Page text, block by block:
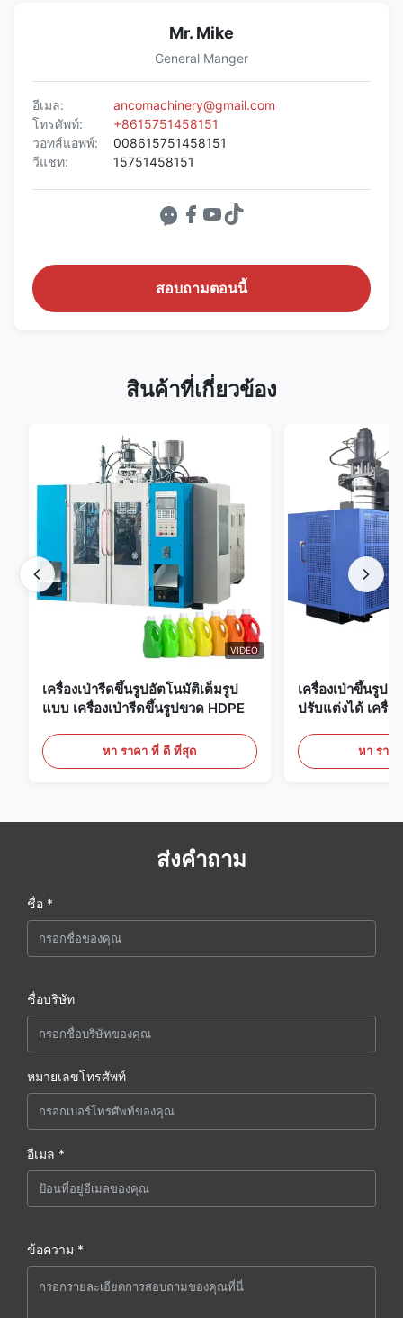
Mr. Mike
General Manger
อีเมล:
ancomachinery@gmail.com
โทรศัพท์:
+8615751458151
วอทส์แอพพ์:
008615751458151
วีแชท:
15751458151
สอบถามตอนนี้
สินค้าที่เกี่ยวข้อง
VIDEO
เครื่องเป่ารีดขึ้นรูปอัตโนมัติเต็มรูป
แบบ เครื่องเป่ารีดขึ้นรูปขวด HDPE
หา ราคา ที่ ดี ที่สุด
เครื่องเป่าขึ้นรูป
ปรับแต่งได้ เครื่อ
หา ราค
ส่งคำถาม
ชื่อ *
ชื่อบริษัท
หมายเลขโทรศัพท์
อีเมล *
ข้อความ *